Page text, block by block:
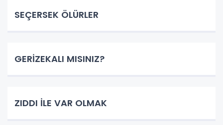
SEÇERSEK ÖLÜRLER
GERİZEKALI MISINIZ?
ZIDDI İLE VAR OLMAK